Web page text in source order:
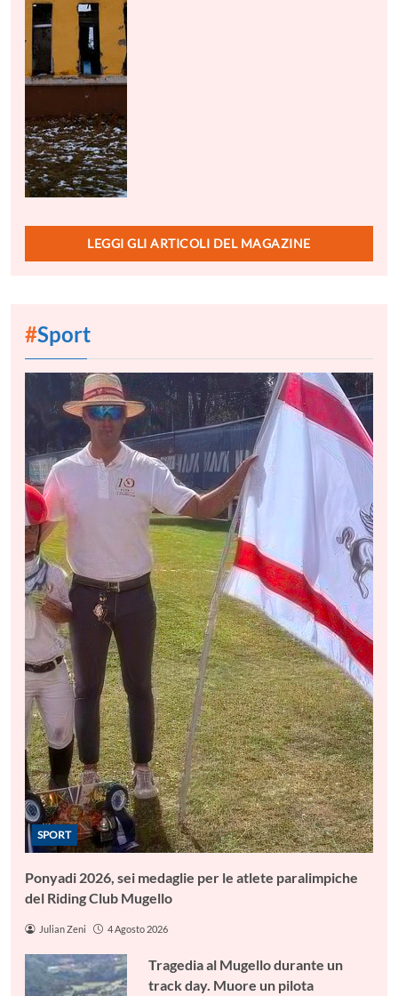
LEGGI GLI ARTICOLI DEL MAGAZINE
#Sport
SPORT
Ponyadi 2026, sei medaglie per le atlete paralimpiche
del Riding Club Mugello
Julian Zeni 4 Agosto 2026
Tragedia al Mugello durante un
track day. Muore un pilota